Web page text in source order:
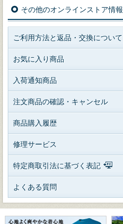
その他のオンラインストア情報
ご利用方法と返品・交換について
お気に入り商品
入荷通知商品
注文商品の確認・キャンセル
商品購入履歴
修理サービス
特定商取引法に基づく表記
よくある質問